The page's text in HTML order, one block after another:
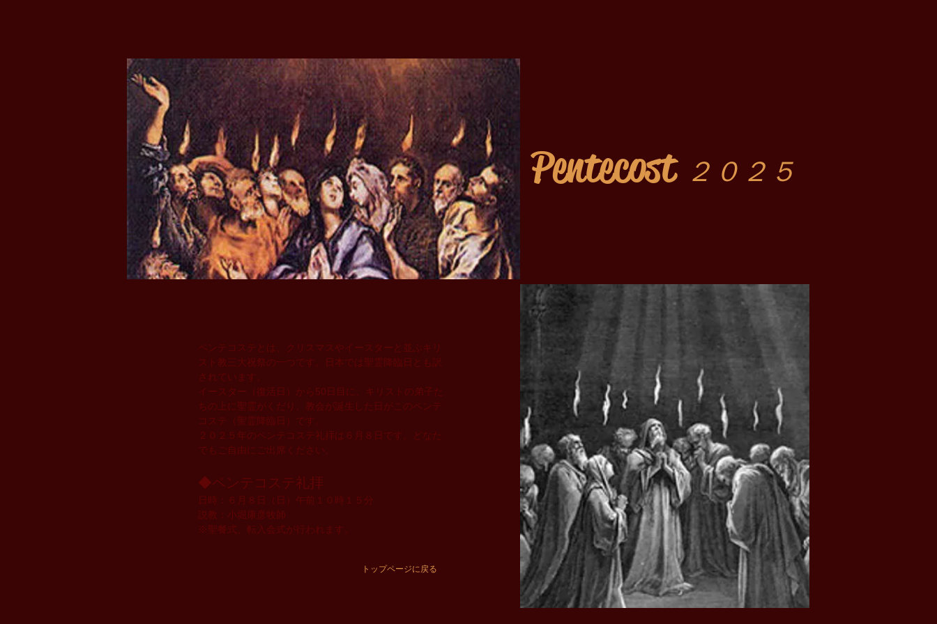
Pentecost ２０２５
ペンテコステとは、クリスマスやイースターと並ぶキリ
スト教三大祝祭の一つです。日本では聖霊降臨日とも訳
されています。
イースター（復活日）から50日目に、キリストの弟子た
ちの上に聖霊がくだり、教会が誕生した日がこのペンテ
コステ（聖霊降臨日）です。
​２０２５年のペンテコステ礼拝は６月８日です。どなた
でもご自由にご出席ください。
◆ペンテコステ礼拝
日時：６月８日（日）午前１０時１５分
説教：小堀康彦牧師
※聖餐式、転入会式が行われます。
トップページに戻る